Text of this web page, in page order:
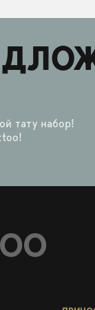
тату набор!